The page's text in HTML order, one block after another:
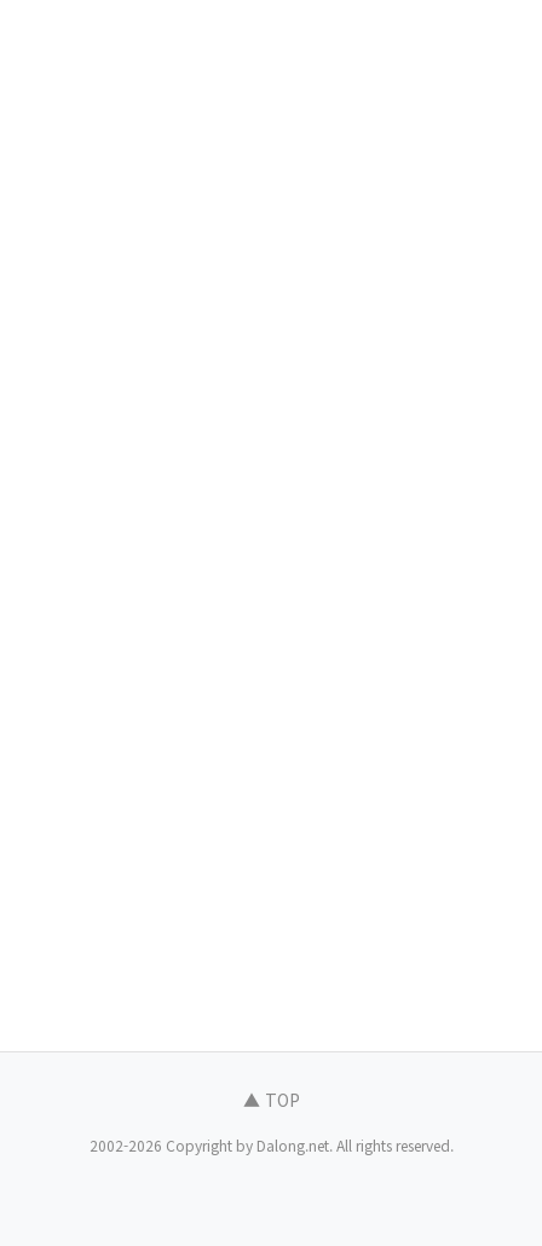
▲ TOP
2002-2026 Copyright by Dalong.net. All rights reserved.